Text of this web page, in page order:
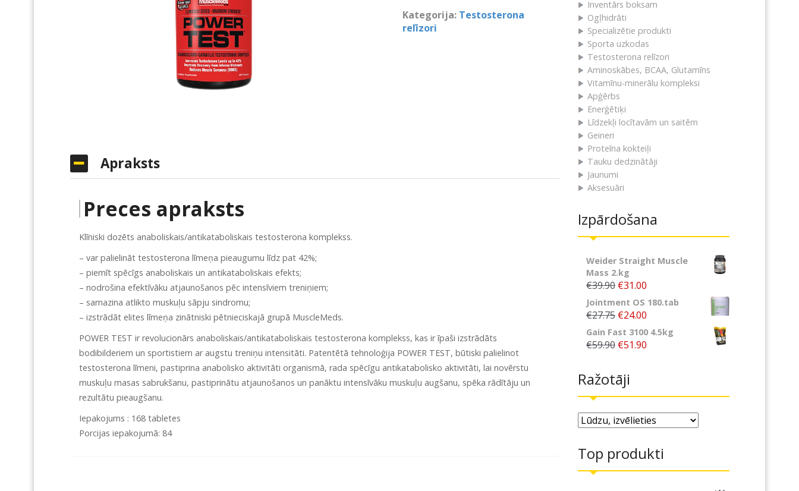
Kategorija: Testosterona
relīzori
Apraksts
Preces apraksts
Klīniski dozēts anaboliskais/antikataboliskais testosterona komplekss.
– var palielināt testosterona līmeņa pieaugumu līdz pat 42%;
– piemīt spēcīgs anaboliskais un antikataboliskais efekts;
– nodrošina efektīvāku atjaunošanos pēc intensīviem treniņiem;
– samazina atlikto muskuļu sāpju sindromu;
– izstrādāt elites līmeņa zinātniski pētnieciskajā grupā MuscleMeds.
POWER TEST ir revolucionārs anaboliskais/antikataboliskais testosterona komplekss, kas ir īpaši izstrādāts
bodibilderiem un sportistiem ar augstu treniņu intensitāti. Patentētā tehnoloģija POWER TEST, būtiski palielinot
testosterona līmeni, pastiprina anabolisko aktivitāti organismā, rada spēcīgu antikatabolisko aktivitāti, lai novērstu
muskuļu masas sabrukšanu, pastiprinātu atjaunošanos un panāktu intensīvāku muskuļu augšanu, spēka rādītāju un
rezultātu pieaugšanu.
Iepakojums : 168 tabletes
Porcijas iepakojumā: 84
Inventārs boksam
Ogļhidrāti
Specializētie produkti
Sporta uzkodas
Testosterona relīzori
Aminoskābes, BCAA, Glutamīns
Vitamīnu-minerālu kompleksi
Apģērbs
Enerģētiķi
Līdzekļi locītavām un saitēm
Geineri
Proteīna kokteiļi
Tauku dedzinātāji
Jaunumi
Aksesuāri
Izpārdošana
Weider Straight Muscle
Mass 2.kg
€39.90 €31.00
Jointment OS 180.tab
€27.75 €24.00
Gain Fast 3100 4.5kg
€59.90 €51.90
Ražotāji
Top produkti